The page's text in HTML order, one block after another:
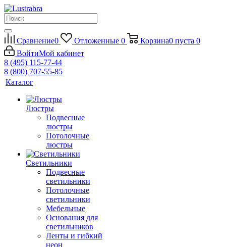
Сравнение0 Отложенные 0 Корзина0 пуста 0
ВойтиМой кабинет
8 (495) 115-77-44
8 (800) 707-55-85
Каталог
Люстры
Подвесные
люстры
Потолочные
люстры
Светильники
Подвесные
светильники
Потолочные
светильники
Мебельные
Основания для
светильников
Ленты и гибкий
неон